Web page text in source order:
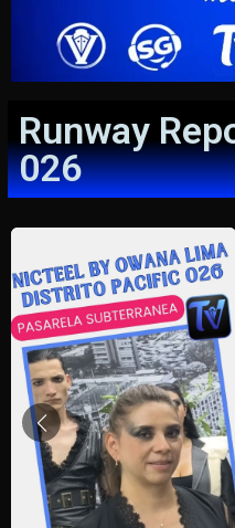
Runway
026